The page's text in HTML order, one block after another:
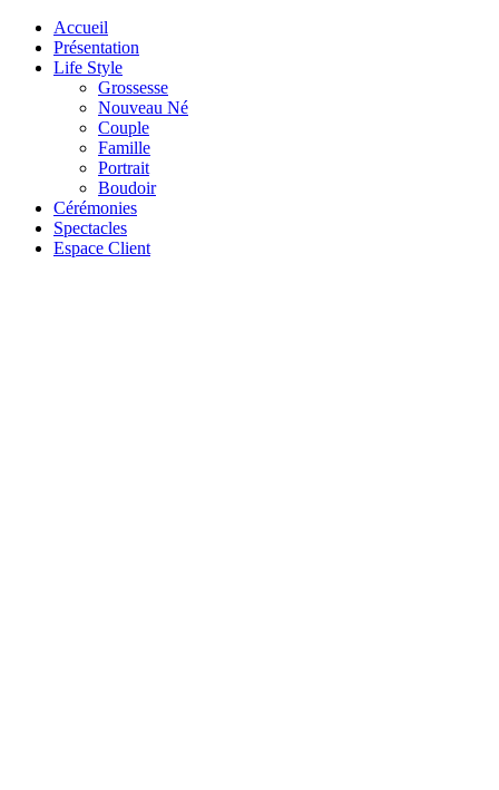
Accueil
Présentation
Life Style
Grossesse
Nouveau Né
Couple
Famille
Portrait
Boudoir
Cérémonies
Spectacles
Espace Client